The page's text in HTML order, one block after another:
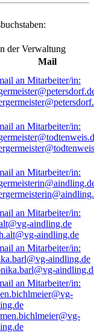
der Verwaltung
Mail
aindling.de